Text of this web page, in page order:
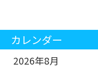
カレンダー
2026年8月